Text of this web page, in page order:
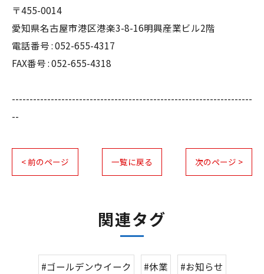
〒455-0014
愛知県名古屋市港区港楽3-8-16明興産業ビル2階
電話番号 : 052-655-4317
FAX番号 : 052-655-4318
--------------------------------------------------------------------
--
< 前のページ 一覧に戻る 次のページ >
関連タグ
#ゴールデンウイーク #休業 #お知らせ